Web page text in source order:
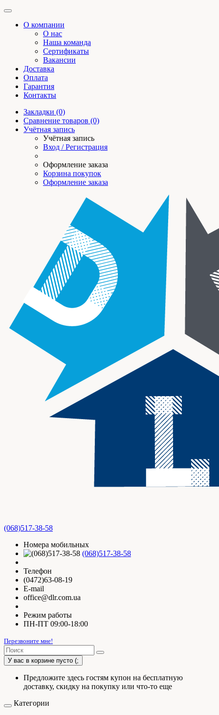
О компании
О нас
Наша команда
Сертификаты
Вакансии
Доставка
Оплата
Гарантия
Контакты
Закладки (0)
Сравнение товаров (0)
Учётная запись
Учётная запись
Вход / Регистрация
Оформление заказа
Корзина покупок
Оформление заказа
(068)517-38-58
Номера мобильных
(068)517-38-58
Телефон
(0472)63-08-19
E-mail
office@dlr.com.ua
Режим работы
ПН-ПТ 09:00-18:00
Перезвоните мне!
У вас в корзине пусто (;
Предложите здесь гостям купон на бесплатную
доставку, скидку на покупку или что-то еще
Категории